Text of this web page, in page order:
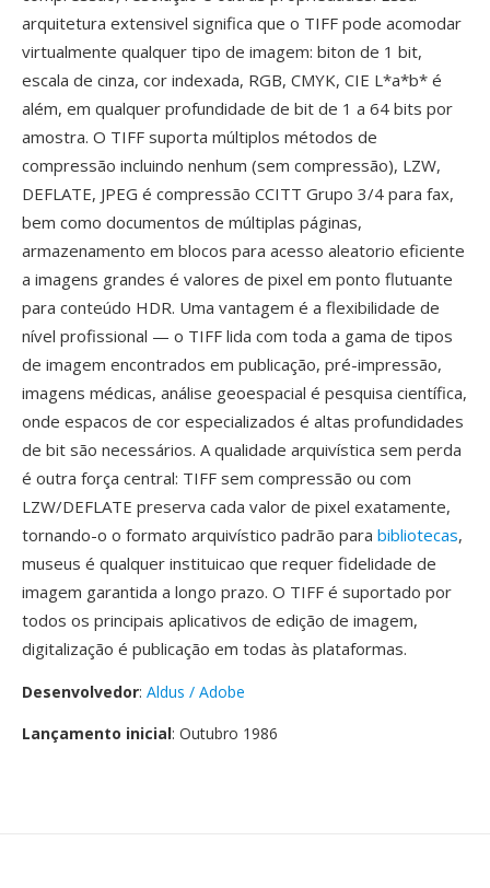
arquitetura extensivel significa que o TIFF pode acomodar
virtualmente qualquer tipo de imagem: biton de 1 bit,
escala de cinza, cor indexada, RGB, CMYK, CIE L*a*b* é
além, em qualquer profundidade de bit de 1 a 64 bits por
amostra. O TIFF suporta múltiplos métodos de
compressão incluindo nenhum (sem compressão), LZW,
DEFLATE, JPEG é compressão CCITT Grupo 3/4 para fax,
bem como documentos de múltiplas páginas,
armazenamento em blocos para acesso aleatorio eficiente
a imagens grandes é valores de pixel em ponto flutuante
para conteúdo HDR. Uma vantagem é a flexibilidade de
nível profissional — o TIFF lida com toda a gama de tipos
de imagem encontrados em publicação, pré-impressão,
imagens médicas, análise geoespacial é pesquisa científica,
onde espacos de cor especializados é altas profundidades
de bit são necessários. A qualidade arquivística sem perda
é outra força central: TIFF sem compressão ou com
LZW/DEFLATE preserva cada valor de pixel exatamente,
tornando-o o formato arquivístico padrão para bibliotecas,
museus é qualquer instituicao que requer fidelidade de
imagem garantida a longo prazo. O TIFF é suportado por
todos os principais aplicativos de edição de imagem,
digitalização é publicação em todas às plataformas.
Desenvolvedor: Aldus / Adobe
Lançamento inicial: Outubro 1986